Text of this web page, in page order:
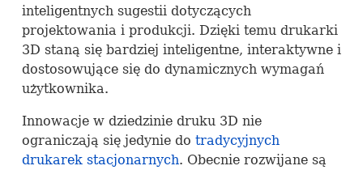
inteligentnych sugestii dotyczących
projektowania i produkcji. Dzięki temu drukarki
3D staną się bardziej inteligentne, interaktywne i
dostosowujące się do dynamicznych wymagań
użytkownika.
Innowacje w dziedzinie druku 3D nie
ograniczają się jedynie do tradycyjnych
drukarek stacjonarnych. Obecnie rozwijane są